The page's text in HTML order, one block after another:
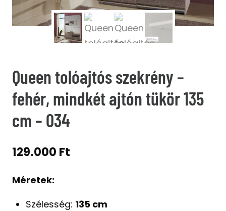
Queen tolóajtós szekrény –
fehér, mindkét ajtón tükör 135
cm – 034
129.000 Ft
Méretek:
Szélesség: 135 cm